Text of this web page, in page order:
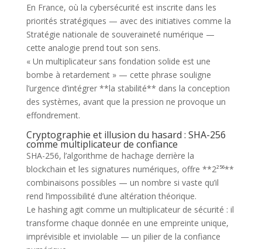
En France, où la cybersécurité est inscrite dans les
priorités stratégiques — avec des initiatives comme la
Stratégie nationale de souveraineté numérique —
cette analogie prend tout son sens.
« Un multiplicateur sans fondation solide est une
bombe à retardement » — cette phrase souligne
l’urgence d’intégrer **la stabilité** dans la conception
des systèmes, avant que la pression ne provoque un
effondrement.
Cryptographie et illusion du hasard : SHA-256
comme multiplicateur de confiance
SHA-256, l’algorithme de hachage derrière la
blockchain et les signatures numériques, offre **2²⁵⁶**
combinaisons possibles — un nombre si vaste qu’il
rend l’impossibilité d’une altération théorique.
Le hashing agit comme un multiplicateur de sécurité : il
transforme chaque donnée en une empreinte unique,
imprévisible et inviolable — un pilier de la confiance